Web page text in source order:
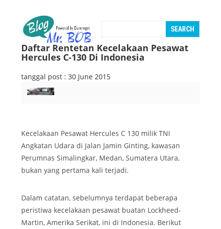
Daftar Rentetan Kecelakaan Pesawat
Hercules C-130 Di Indonesia
tanggal post : 30 June 2015
Kecelakaan Pesawat Hercules C 130 milik TNI
Angkatan Udara di Jalan Jamin Ginting, kawasan
Perumnas Simalingkar, Medan, Sumatera Utara,
bukan yang pertama kali terjadi.
Dalam catatan, sebelumnya terdapat beberapa
peristiwa kecelakaan pesawat buatan Lockheed-
Martin, Amerika Serikat, ini di Indonesia. Berikut